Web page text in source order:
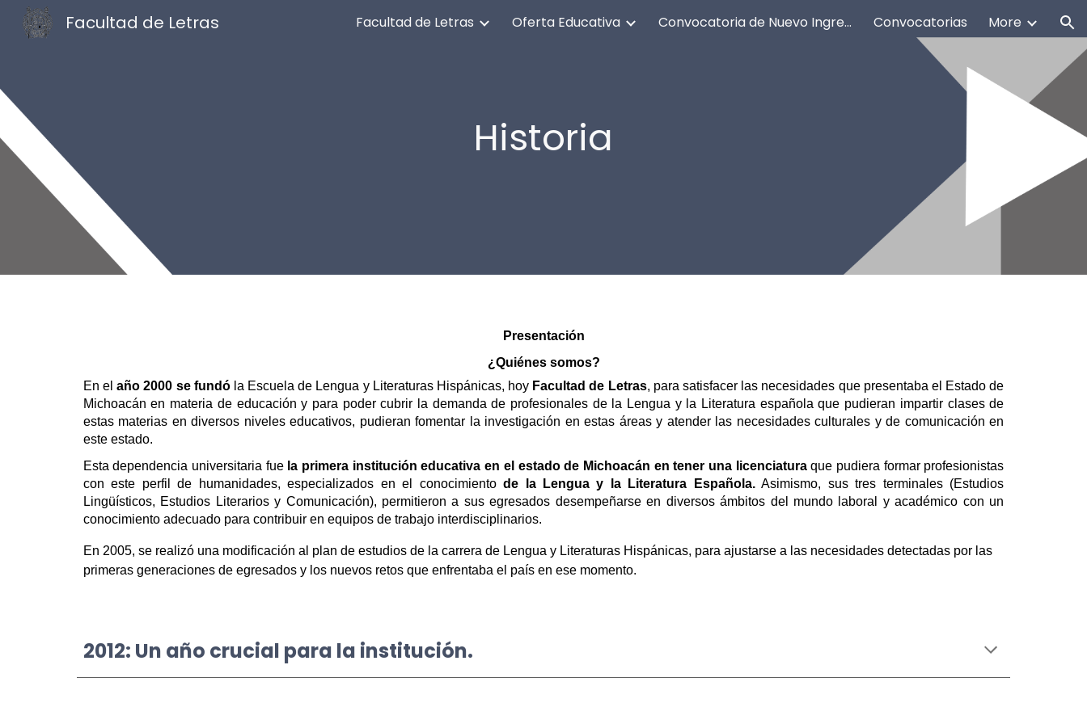
Skip to main content Skip to navigation
Facultad de Letras Facultad de Letras Oferta Educativa Convocatoria de Nuevo Ingreso 26-27 Convocatorias More
Historia
Presentación
¿Quiénes somos?
En elaño 2000 se fundó la Escuela de Lengua y Literaturas Hispánicas, hoy Facultad de Letras, para satisfacer las necesidades que presentaba el Estado de
Michoacán en materia de educación y para poder cubrir la demanda de profesionales de la Lengua y la Literatura española que pudieran impartir clases de
estas materias en diversos niveles educativos, pudieran fomentar la investigación en estas áreas y atender las necesidades culturales y de comunicación en
este estado.
Esta dependencia universitaria fue la primera institución educativa en el estado de Michoacán en tener una licenciaturaque pudiera formar profesionistas
con este perfil de humanidades, especializados en el conocimientode la Lengua y la Literatura Española.Asimismo, sus tres terminales (Estudios
Lingüísticos, Estudios Literarios y Comunicación), permitieron a sus egresados desempeñarse en diversos ámbitos del mundo laboral y académico con un
conocimiento adecuado para contribuir en equipos de trabajo interdisciplinarios.
En 2005, se realizó una modificación al plan de estudios de la carrera de Lengua y Literaturas Hispánicas, para ajustarse a las necesidades detectadas por las
primeras generaciones de egresados y los nuevos retos que enfrentaba el país en ese momento.
2012: Un año crucial para la institución.